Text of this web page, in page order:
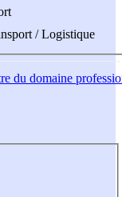
/ Logistique
du domaine